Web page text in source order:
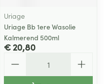
Uriage
Uriage Bb 1ere Wasolie
Kalmerend 500ml
€ 20,80